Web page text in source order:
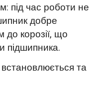
під час роботи не
добре
до корозії, що
підшипника.
та